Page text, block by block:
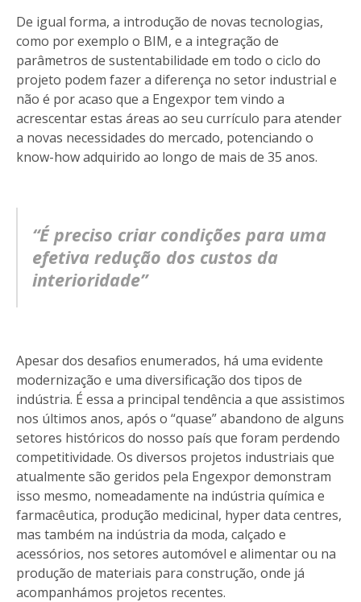
De igual forma, a introdução de novas tecnologias,
como por exemplo o BIM, e a integração de
parâmetros de sustentabilidade em todo o ciclo do
projeto podem fazer a diferença no setor industrial e
não é por acaso que a Engexpor tem vindo a
acrescentar estas áreas ao seu currículo para atender
a novas necessidades do mercado, potenciando o
know-how adquirido ao longo de mais de 35 anos.
“É preciso criar condições para uma
efetiva redução dos custos da
interioridade”
Apesar dos desafios enumerados, há uma evidente
modernização e uma diversificação dos tipos de
indústria. É essa a principal tendência a que assistimos
nos últimos anos, após o “quase” abandono de alguns
setores históricos do nosso país que foram perdendo
competitividade. Os diversos projetos industriais que
atualmente são geridos pela Engexpor demonstram
isso mesmo, nomeadamente na indústria química e
farmacêutica, produção medicinal, hyper data centres,
mas também na indústria da moda, calçado e
acessórios, nos setores automóvel e alimentar ou na
produção de materiais para construção, onde já
acompanhámos projetos recentes.